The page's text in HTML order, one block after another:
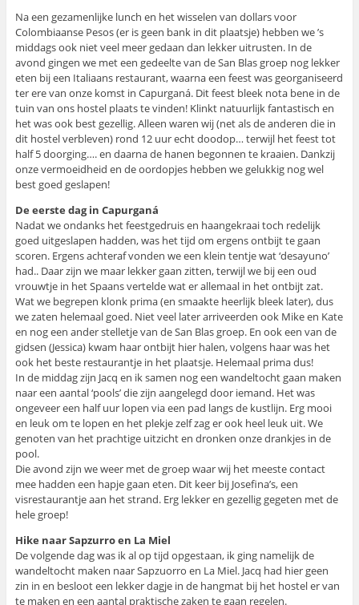
Na een gezamenlijke lunch en het wisselen van dollars voor
Colombiaanse Pesos (er is geen bank in dit plaatsje) hebben we ’s
middags ook niet veel meer gedaan dan lekker uitrusten. In de
avond gingen we met een gedeelte van de San Blas groep nog lekker
eten bij een Italiaans restaurant, waarna een feest was georganiseerd
ter ere van onze komst in Capurganá. Dit feest bleek nota bene in de
tuin van ons hostel plaats te vinden! Klinkt natuurlijk fantastisch en
het was ook best gezellig. Alleen waren wij (net als de anderen die in
dit hostel verbleven) rond 12 uur echt doodop… terwijl het feest tot
half 5 doorging…. en daarna de hanen begonnen te kraaien. Dankzij
onze vermoeidheid en de oordopjes hebben we gelukkig nog wel
best goed geslapen!
De eerste dag in Capurganá
Nadat we ondanks het feestgedruis en haangekraai toch redelijk
goed uitgeslapen hadden, was het tijd om ergens ontbijt te gaan
scoren. Ergens achteraf vonden we een klein tentje wat ‘desayuno’
had.. Daar zijn we maar lekker gaan zitten, terwijl we bij een oud
vrouwtje in het Spaans vertelde wat er allemaal in het ontbijt zat.
Wat we begrepen klonk prima (en smaakte heerlijk bleek later), dus
we zaten helemaal goed. Niet veel later arriveerden ook Mike en Kate
en nog een ander stelletje van de San Blas groep. En ook een van de
gidsen (Jessica) kwam haar ontbijt hier halen, volgens haar was het
ook het beste restaurantje in het plaatsje. Helemaal prima dus!
In de middag zijn Jacq en ik samen nog een wandeltocht gaan maken
naar een aantal ‘pools’ die zijn aangelegd door iemand. Het was
ongeveer een half uur lopen via een pad langs de kustlijn. Erg mooi
en leuk om te lopen en het plekje zelf zag er ook heel leuk uit. We
genoten van het prachtige uitzicht en dronken onze drankjes in de
pool.
Die avond zijn we weer met de groep waar wij het meeste contact
mee hadden een hapje gaan eten. Dit keer bij Josefina’s, een
visrestaurantje aan het strand. Erg lekker en gezellig gegeten met de
hele groep!
Hike naar Sapzurro en La Miel
De volgende dag was ik al op tijd opgestaan, ik ging namelijk de
wandeltocht maken naar Sapzuorro en La Miel. Jacq had hier geen
zin in en besloot een lekker dagje in de hangmat bij het hostel er van
te maken en een aantal praktische zaken te gaan regelen.